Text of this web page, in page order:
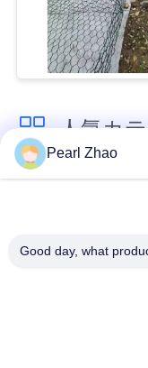
連
絡
く
だ
い
人気カ
Pearl Zhao
Good day, what